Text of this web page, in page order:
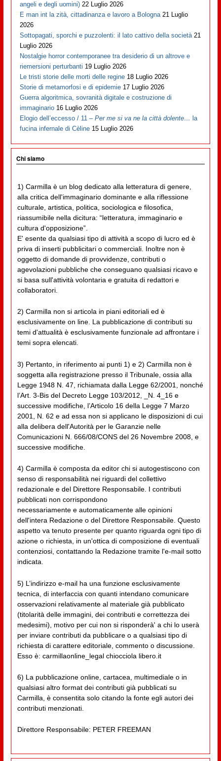
angeli e degli uomini) 22 Luglio 2026
E man int la zità, cittadinanza e lavoro a Bologna 21 Luglio
2026
Sottopagati, sporchi e puzzolenti: il lato cattivo della società 21
Luglio 2026
Nostalgie horror contemporanee tra desiderio di un altrove e
riemersioni perturbanti 19 Luglio 2026
Le tristi storie delle morti delle regine 18 Luglio 2026
Storie di metamorfosi e di epidemie 17 Luglio 2026
Guerra algoritmica, sovranità digitale e costruzione di
immaginario 16 Luglio 2026
Elogio dell’eccesso / 11 –Per me si va ne la città dolente… la
fucina infernale di Cèline 15 Luglio 2026
Chi siamo
1) Carmilla è un blog dedicato alla letteratura di genere,
alla critica dell'immaginario dominante e alla riflessione
culturale, artistica, politica, sociologica e filosofica,
riassumibile nella dicitura: “letteratura, immaginario e
cultura d'opposizione”.
E' esente da qualsiasi tipo di attività a scopo di lucro ed è
priva di inserti pubblicitari o commerciali. Inoltre non è
oggetto di domande di provvidenze, contributi o
agevolazioni pubbliche che conseguano qualsiasi ricavo e
si basa sull'attività volontaria e gratuita di redattori e
collaboratori.
2) Carmilla non si articola in piani editoriali ed è
esclusivamente on line. La pubblicazione di contributi su
temi d'attualità è esclusivamente funzionale ad affrontare i
temi sopra elencati.
3) Pertanto, in riferimento ai punti 1) e 2) Carmilla non è
soggetta alla registrazione presso il Tribunale, ossia alla
Legge 1948 N. 47, richiamata dalla Legge 62/2001, nonché
l’Art. 3-Bis del Decreto Legge 103/2012, _N. 4_16 e
successive modifiche, l’Articolo 16 della Legge 7 Marzo
2001, N. 62 e ad essa non si applicano le disposizioni di cui
alla delibera dell'Autorità per le Garanzie nelle
Comunicazioni N. 666/08/CONS del 26 Novembre 2008, e
successive modifiche.
4) Carmilla è composta da editor chi si autogestiscono con
senso di responsabilità nei riguardi del collettivo
redazionale e del Direttore Responsabile. I contributi
pubblicati non corrispondono
necessariamente e automaticamente alle opinioni
dell'intera Redazione o del Direttore Responsabile. Questo
aspetto va tenuto presente per quanto riguarda ogni tipo di
azione o richiesta, in un'ottica di composizione di eventuali
contenziosi, contattando la Redazione tramite l'e-mail sotto
indicata.
5) L’indirizzo e-mail ha una funzione esclusivamente
tecnica, di interfaccia con quanti intendano comunicare
osservazioni relativamente al materiale già pubblicato
(titolarità delle immagini, dei contributi e correttezza dei
medesimi), motivo per cui non si risponderà' a chi lo userà
per inviare contributi da pubblicare o a qualsiasi tipo di
richiesta di carattere editoriale, commento o discussione.
Esso è: carmillaonline_legal chiocciola libero.it
6) La pubblicazione online, cartacea, multimediale o in
qualsiasi altro format dei contributi già pubblicati su
Carmilla, è consentita solo citando la fonte egli autori dei
contributi menzionati.
Direttore Responsabile: PETER FREEMAN